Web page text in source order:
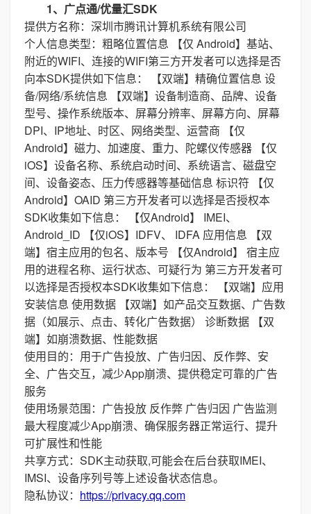
1、广点通/优量汇SDK
提供方名称：深圳市腾讯计算机系统有限公司
个人信息类型：粗略位置信息 【仅 Android】基站、
附近的WIFI、连接的WIFI第三方开发者可以选择是否
向本SDK提供如下信息： 【双端】精确位置信息 设
备/网络/系统信息 【双端】设备制造商、品牌、设备
型号、操作系统版本、屏幕分辨率、屏幕方向、屏幕
DPI、IP地址、时区、网络类型、运营商 【仅
Android】磁力、加速度、重力、陀螺仪传感器 【仅
iOS】设备名称、系统启动时间、系统语言、磁盘空
间、设备姿态、压力传感器等基础信息 标识符 【仅
Android】OAID 第三方开发者可以选择是否授权本
SDK收集如下信息： 【仅Android】 IMEI、
Android_ID 【仅iOS】IDFV、 IDFA 应用信息 【双
端】宿主应用的包名、版本号 【仅Android】 宿主应
用的进程名称、运行状态、可疑行为 第三方开发者可
以选择是否授权本SDK收集如下信息： 【双端】应用
安装信息 使用数据 【双端】如产品交互数据、广告数
据（如展示、点击、转化广告数据） 诊断数据 【双
端】如崩溃数据、性能数据
使用目的：用于广告投放、广告归因、反作弊、安
全、广告交互，减少App崩溃、提供稳定可靠的广告
服务
使用场景范围：广告投放 反作弊 广告归因 广告监测
最大程度减少App崩溃、确保服务器正常运行、提升
可扩展性和性能
共享方式：SDK主动获取,可能会在后台获取IMEI、
IMSI、设备序列号等上述设备状态信息。
隐私协议： https://privacy.qq.com